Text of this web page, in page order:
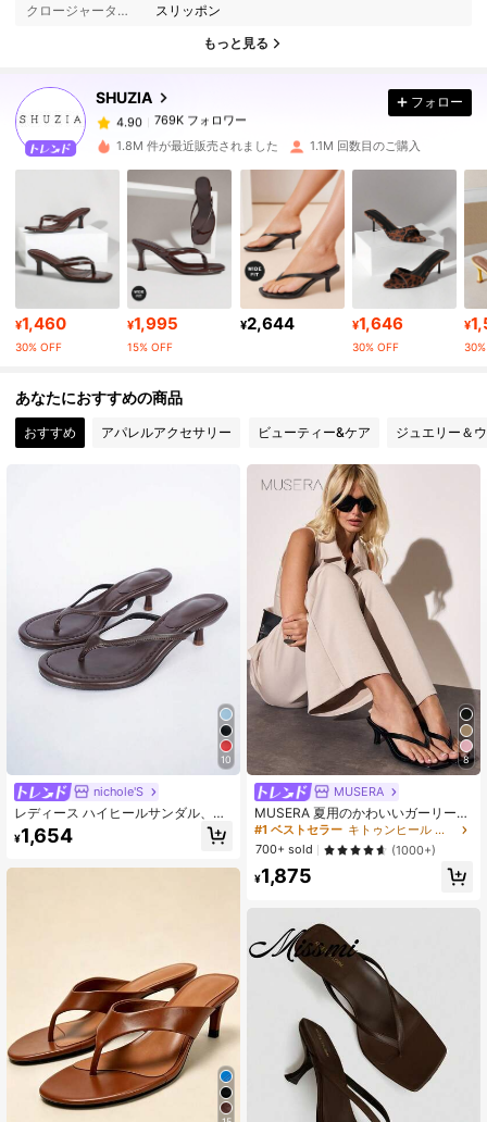
クロージャータイプ: スリッポン
もっと見る
SHUZIA
769K フォロワー
4.90
769K フォロワー
m***0は1日前に購入しました
4.90 769K フォロワー
4.90 769K フォロワー
4.90 769K フォロワー
4.90 769K フォロワー
4.90 769K フォロワー
4.90 769K フォロワー
フォロー
1.8M 件が最近販売されました 1.1M 回数目のご購入
¥1,460
30% OFF
¥1,995
15% OFF
¥2,644 ¥1,646
30% OFF
¥
あなたにおすすめの商品
おすすめ アパレルアクセサリー ビューティー&ケア ジュエリー＆
10
nichole'S
レディース ハイヒールサンダル、ラ
ウンドトゥ ハイヒール トングサンダ
ル、キトゥンヒール、ビーチサンダ
イル
¥1,654
8
MUSERA
MUSERA 夏用のかわいいガーリーな
キトゥンヒールサンダル
#1 ベストセラー
キトゥンヒール レディース ヒールサンダル
700+ sold
(1000+)
¥1,875